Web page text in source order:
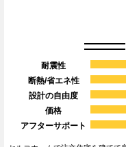
耐震性
断熱/省エネ性
設計の自由度
価格
アフターサポート